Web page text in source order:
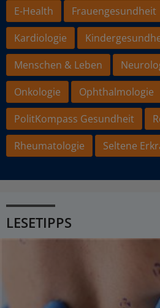
E-Health
Frauengesundheit
Kardiologie
Menschen & Leben
Onkologie
Ophthalmologie
PolitKompass Gesundheit
Rheumatologie
Seltene
LESETIPPS